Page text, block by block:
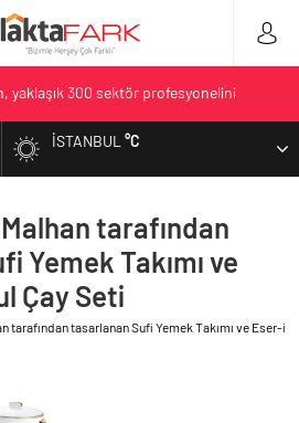
vizyonuyla bayilerinin kurumsal
hem renk hem dayanım
vizyonuyla geliştirilen cüruf bazlı
şimdi de Kocaeli yollarında
İSTANBUL°C
tarafından
Yemek Takımı ve
Çay Seti
tarafından tasarlanan Sufi Yemek Takımı ve Eser-i